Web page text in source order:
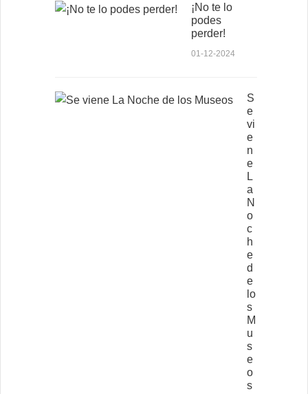
¡No te lo
podes
perder!
01-12-2024
S
e
vi
e
n
e
L
a
N
o
c
h
e
d
e
lo
s
M
u
s
e
o
s